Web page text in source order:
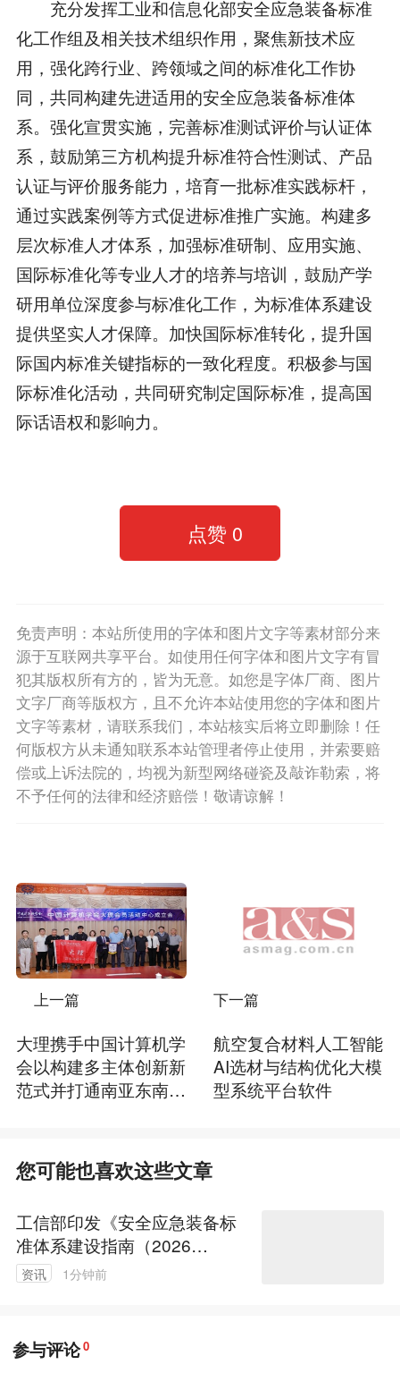
充分发挥工业和信息化部安全应急装备标准
化工作组及相关技术组织作用，聚焦新技术应
用，强化跨行业、跨领域之间的标准化工作协
同，共同构建先进适用的安全应急装备标准体
系。强化宣贯实施，完善标准测试评价与认证体
系，鼓励第三方机构提升标准符合性测试、产品
认证与评价服务能力，培育一批标准实践标杆，
通过实践案例等方式促进标准推广实施。构建多
层次标准人才体系，加强标准研制、应用实施、
国际标准化等专业人才的培养与培训，鼓励产学
研用单位深度参与标准化工作，为标准体系建设
提供坚实人才保障。加快国际标准转化，提升国
际国内标准关键指标的一致化程度。积极参与国
际标准化活动，共同研究制定国际标准，提高国
际话语权和影响力。
点赞 0
免责声明：本站所使用的字体和图片文字等素材部分来
源于互联网共享平台。如使用任何字体和图片文字有冒
犯其版权所有方的，皆为无意。如您是字体厂商、图片
文字厂商等版权方，且不允许本站使用您的字体和图片
文字等素材，请联系我们，本站核实后将立即删除！任
何版权方从未通知联系本站管理者停止使用，并索要赔
偿或上诉法院的，均视为新型网络碰瓷及敲诈勒索，将
不予任何的法律和经济赔偿！敬请谅解！
上一篇
大理携手中国计算机学
会以构建多主体创新新
范式并打通南亚东南亚
下一篇
航空复合材料人工智能
AI选材与结构优化大模
型系统平台软件
您可能也喜欢这些文章
工信部印发《安全应急装备标
准体系建设指南（2026
版）》
资讯 1分钟前
参与评论0